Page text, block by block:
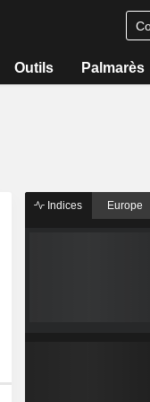
Outils Palmarès
Indices Europe